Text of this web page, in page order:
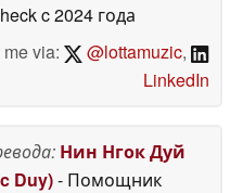
c 2024 года
via:
@lottamuzic,
LinkedIn
Нин Нгок Дуй
Duy)- Помощник